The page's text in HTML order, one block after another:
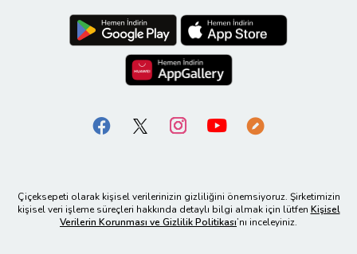
Çiçeksepeti olarak kişisel verilerinizin gizliliğini önemsiyoruz. Şirketimizin
kişisel veri işleme süreçleri hakkında detaylı bilgi almak için lütfen Kişisel
Verilerin Korunması ve Gizlilik Politikası’nı inceleyiniz.